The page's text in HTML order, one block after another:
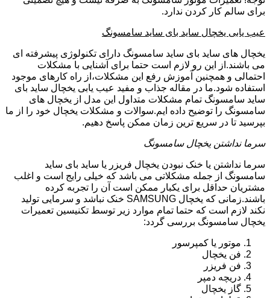
برای سالم کار کردن ندارد.
عیب یابی یخچال ساید بای ساید سامسونگ
یخچال های ساید بای ساید سامسونگ دارای تکنولوژی پیشرفته ای
می باشند.از این رو لازم است حتما برای آشنایی با مشکلات
احتمالی و همچنین آموزش رفع این مشکلات،از راه کارهای موجود
استفاده شود.ما در مقاله جذاب و مفید عیب یابی یخچال ساید بای
ساید سامسونگ تمام مشکلات متداول این مدل از یخچال های
سامسونگ را توضیح داده ایم.سوالات و مشکلات یخچال خود را از ما
بپرسید تا در سریع ترین زمان ممکن پاسخ دهیم.
سرما نداشتن یخچال سامسونگ
سرما نداشتن یا خنک نبودن یخچال فریزر یا ساید بای ساید
سامسونگ از جمله مشکلاتی می باشد که خیلی رایج است و اغلب
مشتریان حداقل برای یکبار ممکن است آن را تجربه کرده
باشند.زمانی که یخچال SAMSUNG خنک نباشد و سرمایی تولید
نکند لازم است که حتما تمام موارد زیر توسط تکنیسین تعمیرات
یخچال سامسونگ بررسی گردد:
موتور یا کمپرسور
فن یخچال
فن فریزر
دریچه دمپر
گاز یخچال